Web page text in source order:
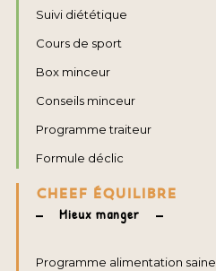
Suivi diététique
Cours de sport
Box minceur
Conseils minceur
Programme traiteur
Formule déclic
CHEEF ÉQUILIBRE
Mieux manger
Programme alimentation saine